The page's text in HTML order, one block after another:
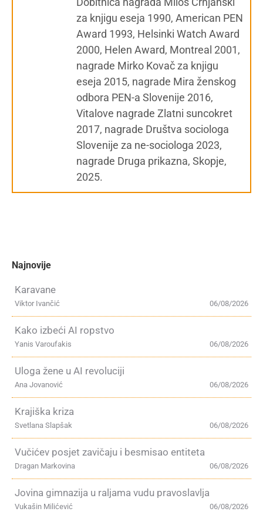
za knjigu eseja 1990, American PEN
Award 1993, Helsinki Watch Award
2000, Helen Award, Montreal 2001,
nagrade Mirko Kovač za knjigu
eseja 2015, nagrade Mira ženskog
odbora PEN-a Slovenije 2016,
Vitalove nagrade Zlatni suncokret
2017, nagrade Društva sociologa
Slovenije za ne-sociologa 2023,
nagrade Druga prikazna, Skopje,
2025.
Najnovije
Karavane
06/08/2026
Viktor Ivančić
Kako izbeći AI ropstvo
06/08/2026
Yanis Varoufakis
Uloga žene u AI revoluciji
06/08/2026
Ana Jovanović
Krajiška kriza
06/08/2026
Svetlana Slapšak
Vučićev posjet zavičaju i besmisao entiteta
06/08/2026
Dragan Markovina
Jovina gimnazija u raljama vudu pravoslavlja
06/08/2026
Vukašin Milićević